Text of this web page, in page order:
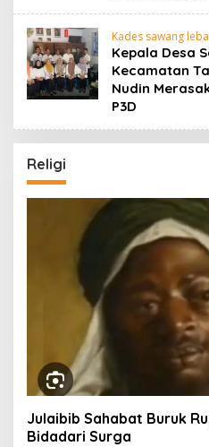
Kades sawang
Kepala Desa
Kecamatan
Nudin
P3D
Religi
Julaibib Sahabat Buruk
Bidadari Surga